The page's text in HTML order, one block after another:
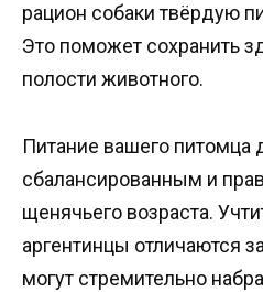
рацион собаки твёрдую
Это поможет сохранить
полости животного.
Питание вашего питомца
сбалансированным и
щенячьего возраста.
аргентинцы отличаются
могут стремительно